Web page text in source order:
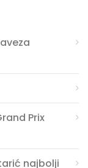
Prix
najbolji